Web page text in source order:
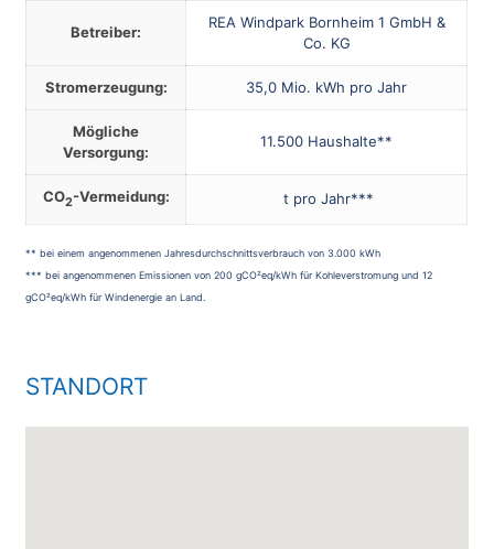
Betreiber:
REA Windpark Bornheim 1 GmbH &
Co. KG
Stromerzeugung: 35,0 Mio. kWh pro Jahr
Mögliche
Versorgung:
11.500 Haushalte**
CO2-Vermeidung: t pro Jahr***
** bei einem angenommenen Jahresdurchschnittsverbrauch von 3.000 kWh
*** bei angenommenen Emissionen von 200 gCO²eq/kWh für Kohleverstromung und 12
gCO²eq/kWh für Windenergie an Land.
STANDORT